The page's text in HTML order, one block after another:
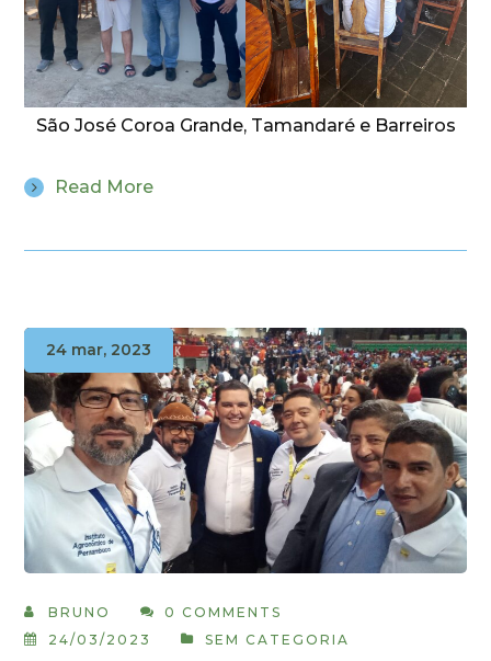
São José Coroa Grande, Tamandaré e Barreiros
Read More
24 mar, 2023
BRUNO
0 COMMENTS
24/03/2023
SEM CATEGORIA